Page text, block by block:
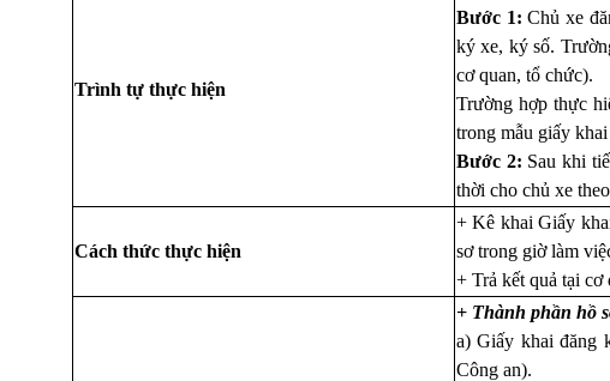
Trình tự thực hiện
Bước 1: Chủ xe
ký xe, ký số.
cơ quan, tổ chức).
Trường hợp thực
trong mẫu giấy
Bước 2: Sau khi
thời cho chủ xe
Cách thức thực hiện
+ Kê khai Giấy
sơ trong giờlàm
+ Trả kết quả tại
+ Thành phần hồ
a) Giấy khai đăng
Công an).